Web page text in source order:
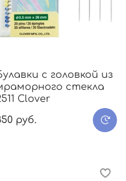
с головкой из
стекла
Clover
руб.